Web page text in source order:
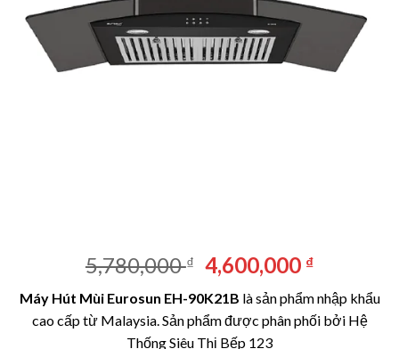
5,780,000₫ Giá
gốc
là:
5,780,000 ₫.
4,600,000 ₫Giá
hiện
tại
là:
Máy Hút Mùi Eurosun EH-90K21B là sản phẩm nhập khẩu
cao cấp từ Malaysia. Sản phẩm được phân phối bởi Hệ
Thống Siêu Thị Bếp 123